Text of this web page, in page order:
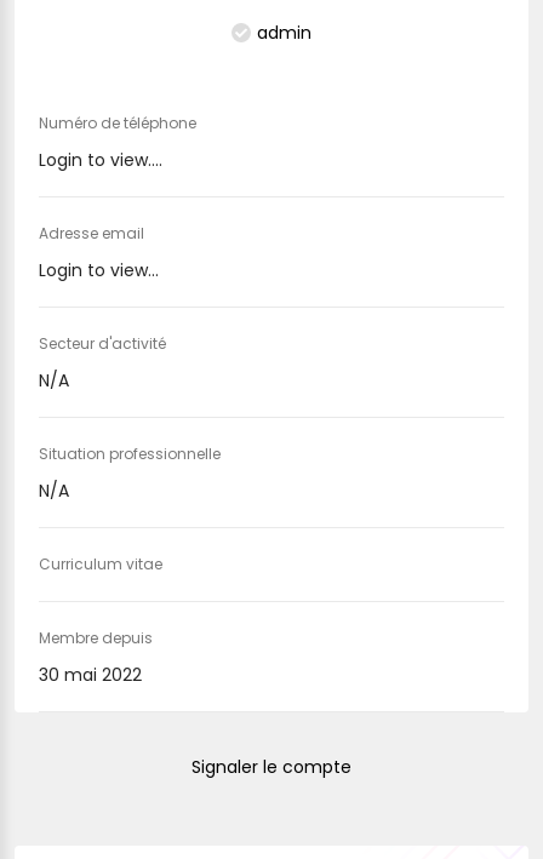
admin
Numéro de téléphone
Login to view....
Adresse email
Login to view...
Secteur d'activité
N/A
Situation professionnelle
N/A
Curriculum vitae
Membre depuis
30 mai 2022
Signaler le compte